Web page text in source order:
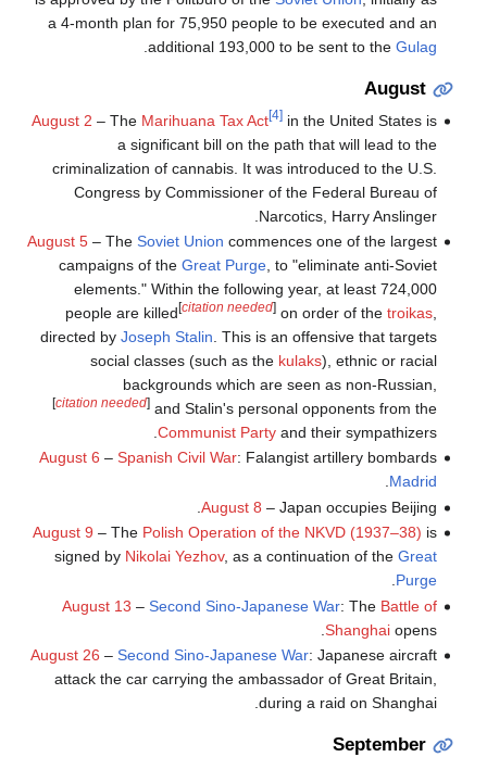
a 4-month plan for 75,950 people to be executed and an
additional 193,000 to be sent to the Gulag
August
August 2 – The Marihuana Tax Act [4]in the United States is
a significant bill on the path that will lead to the
criminalization of cannabis. It was introduced to the U.S.
Congress by Commissioner of the Federal Bureau of
Narcotics, Harry Anslinger.
August 5– The Soviet Union commences one of the largest
campaigns of the Great Purge, to "eliminate anti-Soviet
elements." Within the following year, at least 724,000
people are killed [citation needed]on order of the troikas,
directed by Joseph Stalin . This is an offensive that targets
social classes (such as the kulaks), ethnic or racial
backgrounds which are seen as non-Russian,
[citation needed]and Stalin's personal opponents from the
Communist Partyand their sympathizers.
August 6 – Spanish Civil War: Falangist artillery bombards
Madrid
.
August 8 – Japan occupies Beijing.
August 9 – The Polish Operation of the NKVD (1937–38) is
signed by Nikolai Yezhov, as a continuation of the Great
Purge
August 13 – Second Sino-Japanese War: The Battle of
Shanghaiopens.
August 26 – Second Sino-Japanese War: Japanese aircraft
attack the car carrying the ambassador of Great Britain,
during a raid on Shanghai.
September